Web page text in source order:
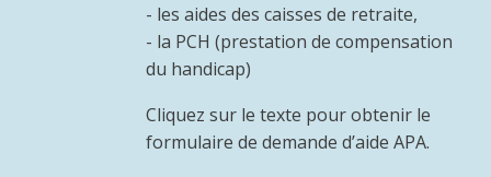
- les aides des caisses de retraite,
- la PCH (prestation de compensation
du handicap)
Cliquez sur le texte pour obtenir le
formulaire de demande d’aide APA.